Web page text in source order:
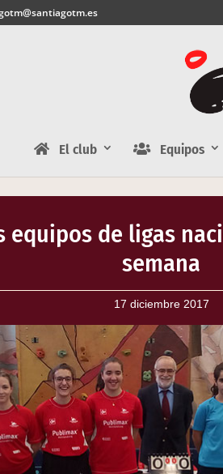
El club Equipos
equipos de ligas
semana
17 diciembre 2017